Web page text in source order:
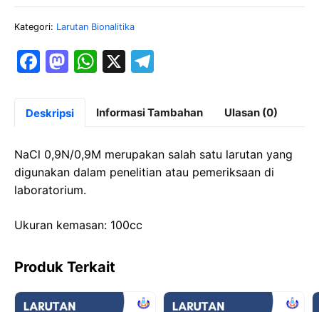
Kategori: Larutan Bionalitika
F
c
b
o
o
k
M
st
d
o
n
W
at
s
A
p
X
e
gr
a
m
Deskripsi Informasi Tambahan Ulasan (0)
NaCl 0,9N/0,9M merupakan salah satu larutan yang
digunakan dalam penelitian atau pemeriksaan di
laboratorium.
Ukuran kemasan: 100cc
Produk Terkait